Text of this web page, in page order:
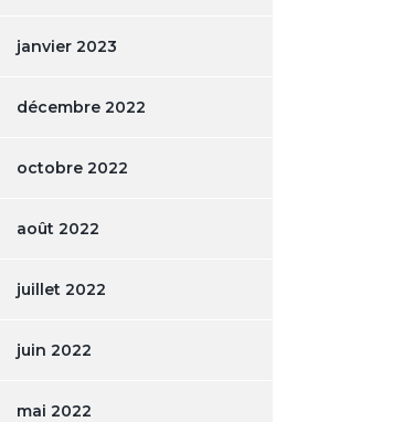
janvier 2023
décembre 2022
octobre 2022
août 2022
juillet 2022
juin 2022
mai 2022